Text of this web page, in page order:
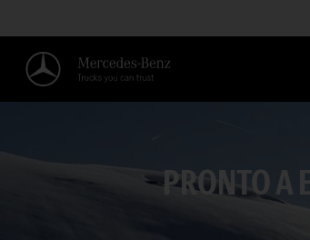
PRONTO A